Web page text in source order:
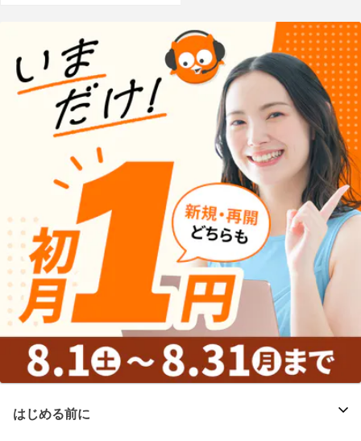
はじめる前に